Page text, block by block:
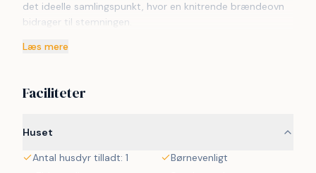
det ideelle samlingspunkt, hvor en knitrende brændeovn
bidrager til stemningen.
Køkkenet er fuldt udstyret og indbyder til fælles
sommerens måltider og grillhygge. Der er også en plads til
Læs mere
Faciliteter
Huset
Antal husdyr tilladt: 1
Børnevenligt